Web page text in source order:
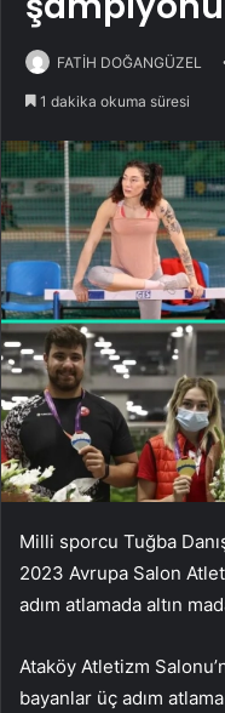
FATİH DOĞANGÜZEL
1 dakika okuma süresi
Milli sporcu Tuğba
2023 Avrupa Salon
adım atlamada altın
Ataköy Atletizm
bayanlar üç adım